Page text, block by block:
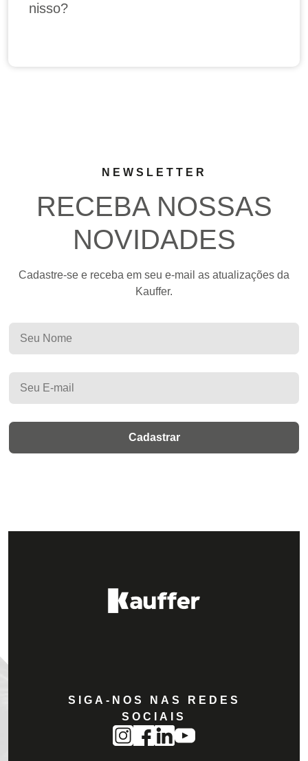
nisso?
NEWSLETTER
RECEBA NOSSAS
NOVIDADES
Cadastre-se e receba em seu e-mail as atualizações da
Kauffer.
SIGA-NOS NAS REDES
SOCIAIS